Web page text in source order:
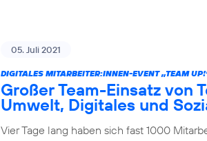
05. Juli 2021
DIGITALES MITARBEITER:INNEN-EVENT „TEAM
Großer Team-Einsatz von
Umwelt, Digitales und
Vier Tage lang haben sich fast 1000